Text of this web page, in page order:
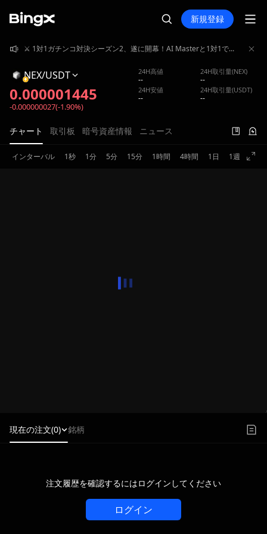
新規登録
NEX/USDT
0.000001445
-0.000000027(-1.90%)
24H高値
--
24H取引量(NEX)
--
24H安値
--
24H取引量(USDT)
--
チャート 取引板 暗号資産情報 ニュース
インターバル 1秒 1分 5分 15分 1時間 4時間 1日 1週
現在の注文(0) 銘柄
注文履歴を確認するにはログインしてください
ログイン